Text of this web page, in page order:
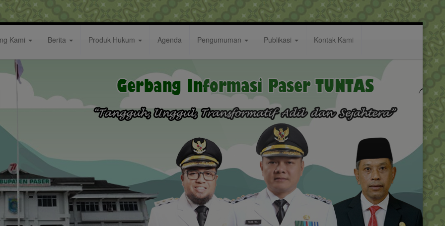
Kami Berita Produk Hukum Agenda Pengumuman Publikasi Kontak Kami